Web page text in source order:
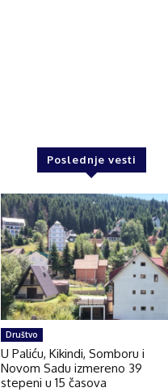
Poslednje vesti
Društvo
U Paliću, Kikindi, Somboru i
Novom Sadu izmereno 39
stepeni u 15 časova